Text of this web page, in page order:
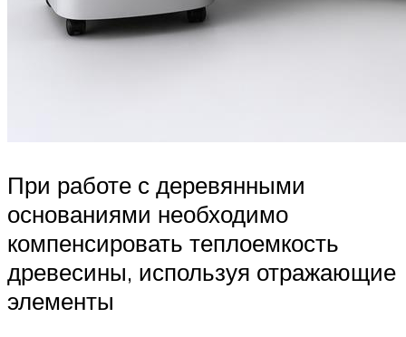
При работе с деревянными
основаниями необходимо
компенсировать теплоемкость
древесины, используя отражающие
элементы